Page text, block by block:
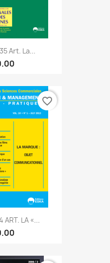
Art. La...
ART. LA «...
favorite_border